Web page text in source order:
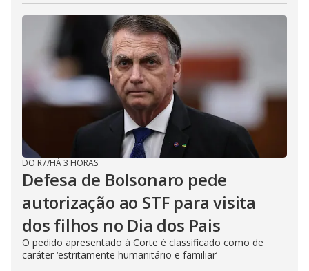
DO R7/HÁ 3 HORAS
Defesa de Bolsonaro pede
autorização ao STF para visita
dos filhos no Dia dos Pais
O pedido apresentado à Corte é classificado como de
caráter ‘estritamente humanitário e familiar’